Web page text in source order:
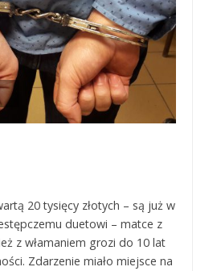
20 tysięcy złotych – są już w
duetowi – matce z
z włamaniem grozi do 10 lat
Zdarzenie miało miejsce na